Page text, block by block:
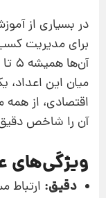
برای مدیریت
میان این
اقتصادی، از
آن را شاخص
ویژگی‌های
دقیق: ارتباط